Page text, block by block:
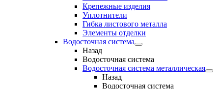
Крепежные изделия
Уплотнители
Гибка листового металла
Элементы отделки
Водосточная система
Назад
Водосточная система
Водосточная система металлическая
Назад
Водосточная система